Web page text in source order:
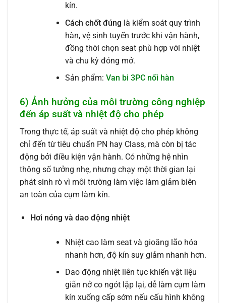
kín.
Cách chốt đúng là kiểm soát quy trình
hàn, vệ sinh tuyến trước khi vận hành,
đồng thời chọn seat phù hợp với nhiệt
và chu kỳ đóng mở.
Sản phẩm: Van bi 3PC nối hàn
6) Ảnh hưởng của môi trường công nghiệp
đến áp suất và nhiệt độ cho phép
Trong thực tế, áp suất và nhiệt độ cho phép không
chỉ đến từ tiêu chuẩn PN hay Class, mà còn bị tác
động bởi điều kiện vận hành. Có những hệ nhìn
thông số tưởng nhẹ, nhưng chạy một thời gian lại
phát sinh rò vì môi trường làm việc làm giảm biên
an toàn của cụm làm kín.
Hơi nóng và dao động nhiệt
Nhiệt cao làm seat và gioăng lão hóa
nhanh hơn, độ kín suy giảm nhanh hơn.
Dao động nhiệt liên tục khiến vật liệu
giãn nở co ngót lặp lại, dễ làm cụm làm
kín xuống cấp sớm nếu cấu hình không